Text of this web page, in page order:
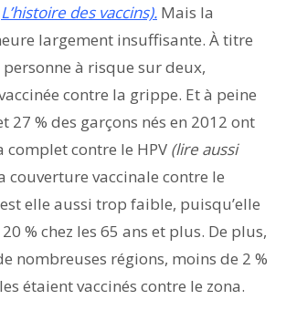
L’histoire des vaccins). Mais la
largement insuffisante. À titre
personne à risque sur deux,
contre la grippe. Et à peine
27 % des garçons nés en 2012 ont
complet contre le HPV (lire aussi
couverture vaccinale contre le
elle aussi trop faible, puisqu’elle
% chez les 65 ans et plus. De plus,
nombreuses régions, moins de 2 %
étaient vaccinés contre le zona.